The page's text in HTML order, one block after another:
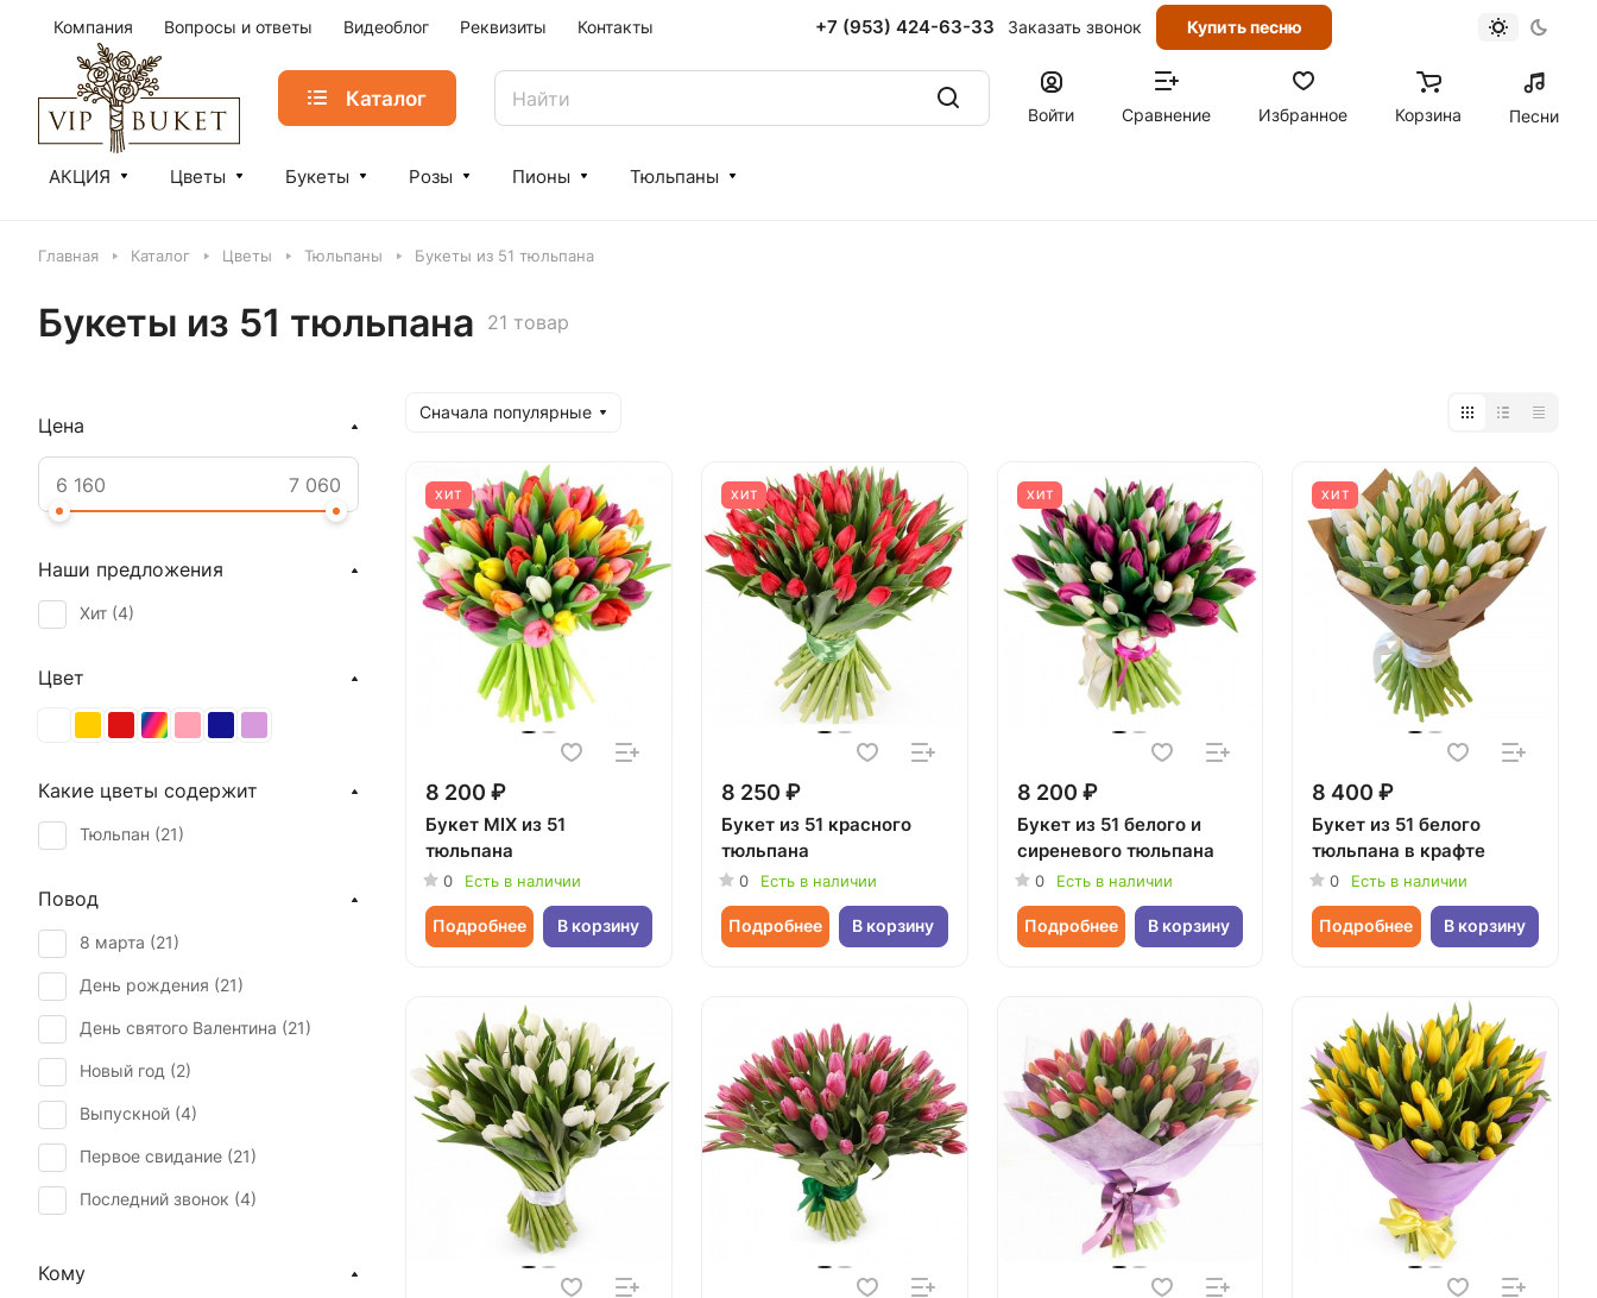
Компания Вопросы и ответы Видеоблог Реквизиты Контакты +7 (953) 424-63-33 Заказать звонок Купить песню
Каталог
Войти Сравнение Избранное Корзина Песни
АКЦИЯ Цветы Букеты Розы Пионы Тюльпаны
Главная Каталог Цветы Тюльпаны Букеты из 51 тюльпана
Букеты из 51 тюльпана 21 товар
Сначала популярные
ХИТ
8 200 ₽
Букет MIX из 51
тюльпана
0 Есть в наличии
Подробнее В корзину
ХИТ
8 250 ₽
Букет из 51 красного
тюльпана
0 Есть в наличии
Подробнее В корзину
ХИТ
8 200 ₽
Букет из 51 белого и
сиреневого тюльпана
0 Есть в наличии
Подробнее В корзину
ХИТ
8 400 ₽
Букет из 51 белого
тюльпана в крафте
0 Есть в наличии
Подробнее В корзину
Цена
Наши предложения
Хит (4)
Цвет
Какие цветы содержит
Тюльпан (21)
Повод
8 марта (21)
День рождения (21)
День святого Валентина (21)
Новый год (2)
Выпускной (4)
Первое свидание (21)
Последний звонок (4)
Юбилей (
Кому